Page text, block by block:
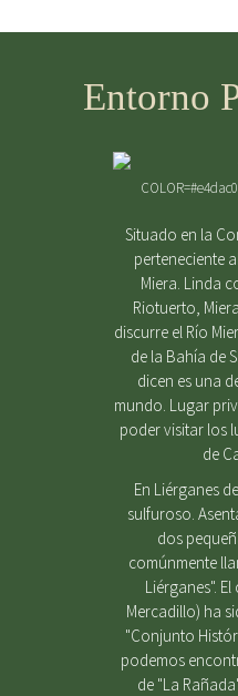
Entorno
Situado en la
perteneciente
Miera. Linda
Riotuerto,
discurre el Río
de la Bahía de
dicen es una
mundo. Lugar
poder visitar los
de
En Liérganes
sulfuroso.
dos
comúnmente
Liérganes".
Mercadillo) ha
"Conjunto
podemos
de "La